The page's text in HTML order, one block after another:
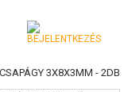
3X8X3MM - 2DB